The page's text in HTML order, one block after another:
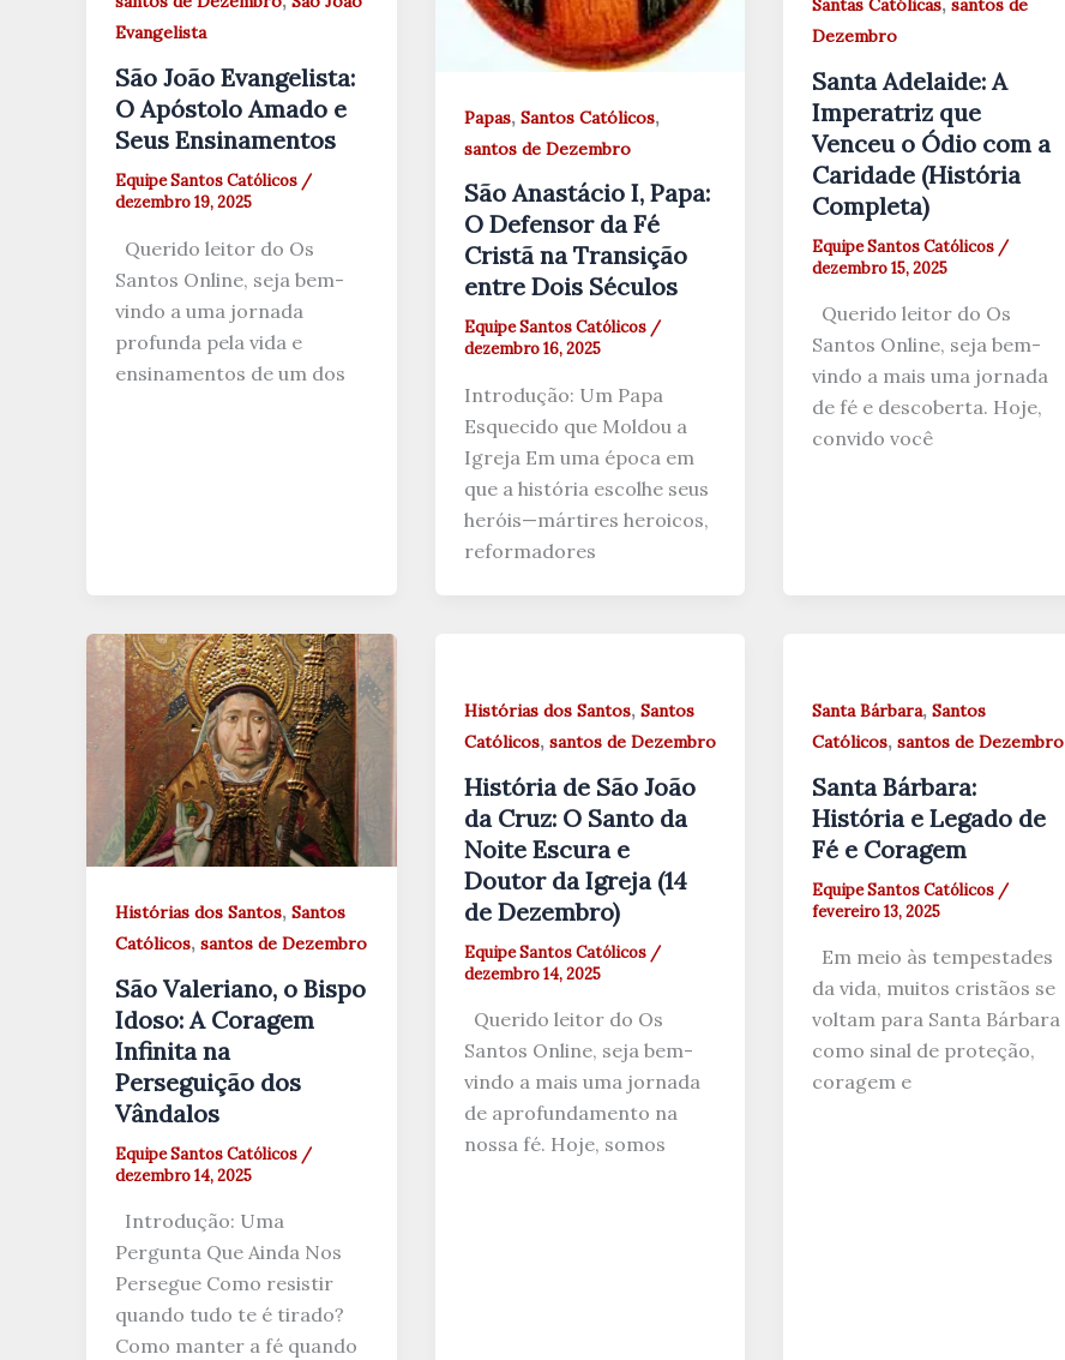
Evangelista
São João Evangelista:
O Apóstolo Amado e
Seus Ensinamentos
Equipe Santos Católicos /
dezembro 19, 2025
Querido leitor do Os
Santos Online, seja bem-
vindo a uma jornada
profunda pela vida e
ensinamentos de um dos
Papas, Santos Católicos,
santos de Dezembro
São Anastácio I, Papa:
O Defensor da Fé
Cristã na Transição
entre Dois Séculos
Equipe Santos Católicos /
dezembro 16, 2025
Introdução: Um Papa
Esquecido que Moldou a
Igreja Em uma época em
que a história escolhe seus
heróis—mártires heroicos,
reformadores
Santas Católicas santos de
Dezembro
Santa Adelaide: A
Imperatriz que
Venceu o Ódio com a
Caridade (História
Completa)
Equipe Santos Católicos /
dezembro 15, 2025
Querido leitor do Os
Santos Online, seja bem-
vindo a mais uma jornada
de fé e descoberta. Hoje,
convido você
Histórias dos Santos, Santos
Católicos, santos de Dezembro
São Valeriano, o Bispo
Idoso: A Coragem
Infinita na
Perseguição dos
Vândalos
Equipe Santos Católicos /
dezembro 14, 2025
Introdução: Uma
Pergunta Que Ainda Nos
Persegue Como resistir
quando tudo te é tirado?
Como manter a fé quando
Histórias dos Santos, Santos
Católicos, santos de Dezembro
História de São João
da Cruz: O Santo da
Noite Escura e
Doutor da Igreja (14
de Dezembro)
Equipe Santos Católicos /
dezembro 14, 2025
Querido leitor do Os
Santos Online, seja bem-
vindo a mais uma jornada
de aprofundamento na
nossa fé. Hoje, somos
Santa Bárbara,Santos
Católicos,santos de Dezembro
Santa Bárbara:
História e Legado de
Fé e Coragem
Equipe Santos Católicos /
fevereiro 13, 2025
Em meio às tempestades
da vida, muitos cristãos se
voltam para Santa Bárbara
como sinal de proteção,
coragem e